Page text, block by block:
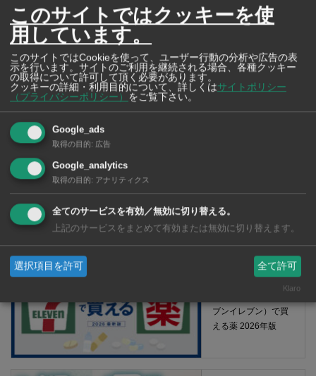
【タイ・バンコク】 マルシェトンロー内の「TOPS」で買える薬
2026年版
ブンイレブン）で買
える薬 2026年版
このサイトではクッキーを使
用しています。
このサイトではCookieを使って、ユーザー行動の分析や広告の表
示を行います。サイトのご利用を継続される場合、各種クッキー
の取得について許可して頂く必要があります。
クッキーの詳細・利用目的について、詳しくはサイトポリシー
（プライバシーポリシー）
をご覧下さい。
Google_ads
取得の目的: 広告
Google_analytics
取得の目的: アナリティクス
全てのサービスを有効／無効に切り替える。
上記のサービスをまとめて有効または無効に切り替えます。
選択項目を許可 全て許可
Klaro